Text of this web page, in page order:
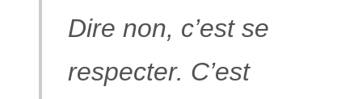
Dire non, c’est se
respecter. C’est